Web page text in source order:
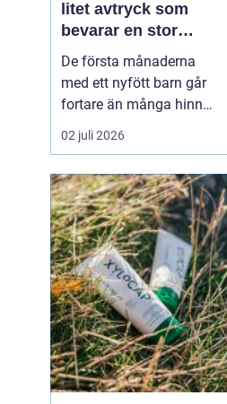
litet avtryck som
bevarar en stor
stund
De första månaderna
med ett nyfött barn går
fortare än många hinner
med. Ena dagen ryms
hela foten i handflatan,
redan vuxit ur sina första
pyjamasar.Ett fotavtryck
bebis fångarjust den d...
02 juli 2026